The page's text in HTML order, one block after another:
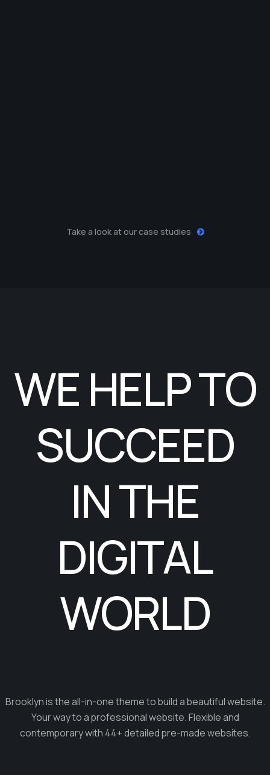
Take a look at our case studies
WE HELP TO
SUCCEED
IN THE
DIGITAL
WORLD
Brooklyn is the all-in-one theme to build a beautiful website.
Your way to a professional website. Flexible and
contemporary with 44+ detailed pre-made websites.